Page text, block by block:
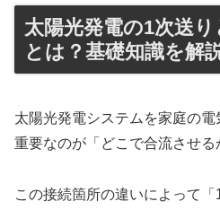
太陽光発電の1次送
とは？基礎知識を解
太陽光発電システムを家庭の
重要なのが「どこで合流させる
この接続箇所の違いによって「